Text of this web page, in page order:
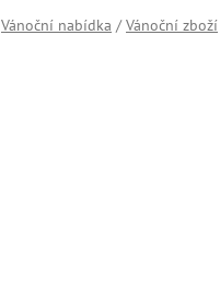
Vánoční nabídka / Vánoční zboží